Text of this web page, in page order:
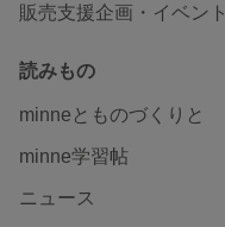
販売支援企画・イベント
読みもの
minneとものづくりと
minne学習帖
ニュース